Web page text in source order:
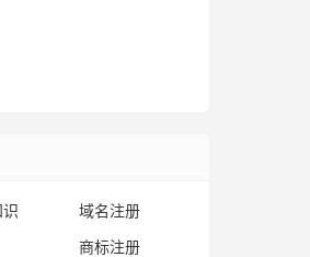
域名注册
商标注册